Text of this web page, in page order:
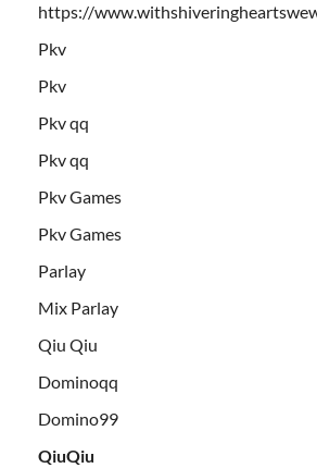
https://
Pkv
Pkv
Pkv qq
Pkv qq
Pkv Games
Pkv Games
Parlay
Mix Parlay
Qiu Qiu
Dominoqq
Domino99
QiuQiu